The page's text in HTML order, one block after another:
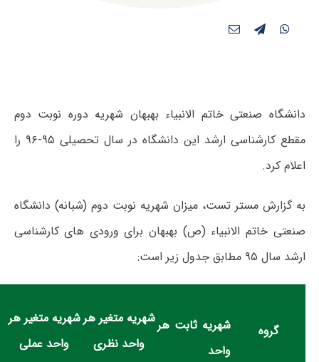
دانشگاه صنعتی خاتم الانبیاء بهبهان شهریه‌ دوره‌ نوبت دوم
مقطع کارشناسی ارشد این دانشگاه در سال تحصیلی ۹۵-۹۶ را
اعلام کرد.
به گزارش مستر تست، میزان شهریه نوبت دوم (شبانه) دانشگاه
صنعتی خاتم الانبیاء (ص) بهبهان برای ورودی های کارشناسی
ارشد سال ۹۵ مطابق جدول زیر است:
گروه
شهریه ثابت هر
واحد
شهریه متغیر هر
واحد نظری
شهریه متغیر هر
واحد عملی